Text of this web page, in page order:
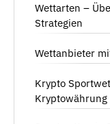
Wettarten –
Strategien
Wettanbieter
Krypto
Kryptowährung